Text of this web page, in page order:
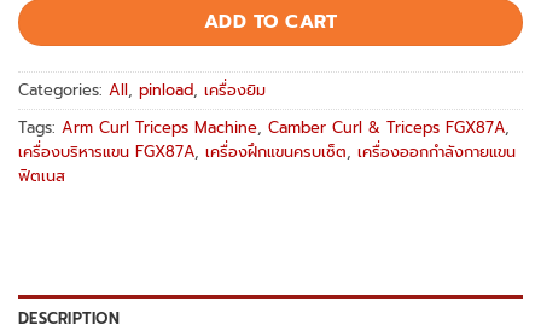
ADD TO CART
Categories: All, pinload, เครื่องยิม
Tags: Arm Curl Triceps Machine, Camber Curl & Triceps FGX87A,
เครื่องบริหารแขน FGX87A, เครื่องฝึกแขนครบเซ็ต, เครื่องออกกำลังกายแขน
ฟิตเนส
DESCRIPTION